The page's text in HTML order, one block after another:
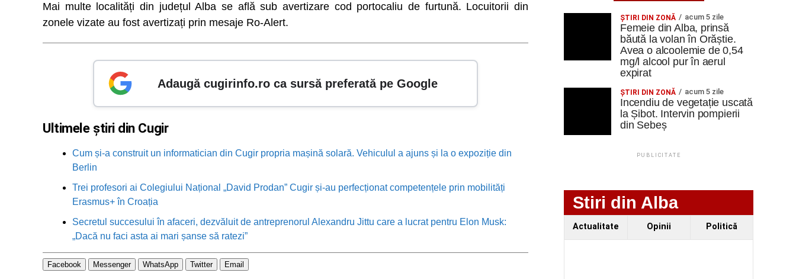
Mai multe localități din județul Alba se află sub avertizare cod portocaliu de furtună. Locuitorii din
zonele vizate au fost avertizați prin mesaje Ro-Alert.
Adaugă cugirinfo.ro ca sursă preferată pe Google
Ultimele știri din Cugir
Cum și-a construit un informatician din Cugir propria mașină solară. Vehiculul a ajuns și la o expoziție din
Berlin
Trei profesori ai Colegiului Național „David Prodan” Cugir și-au perfecționat competențele prin mobilități
Erasmus+ în Croația
Secretul succesului în afaceri, dezvăluit de antreprenorul Alexandru Jittu care a lucrat pentru Elon Musk:
„Dacă nu faci asta ai mari șanse să ratezi”
Facebook Messenger WhatsApp Twitter Email
ŞTIRI DIN ZONĂ acum 5 zile
Femeie din Alba, prinsă
băută la volan în Orăștie.
Avea o alcoolemie de 0,54
mg/l alcool pur în aerul
expirat
ŞTIRI DIN ZONĂ acum 5 zile
Incendiu de vegetație uscată
la Șibot. Intervin pompierii
din Sebeș
PUBLICITATE
Stiri din Alba
Actualitate Opinii Politică